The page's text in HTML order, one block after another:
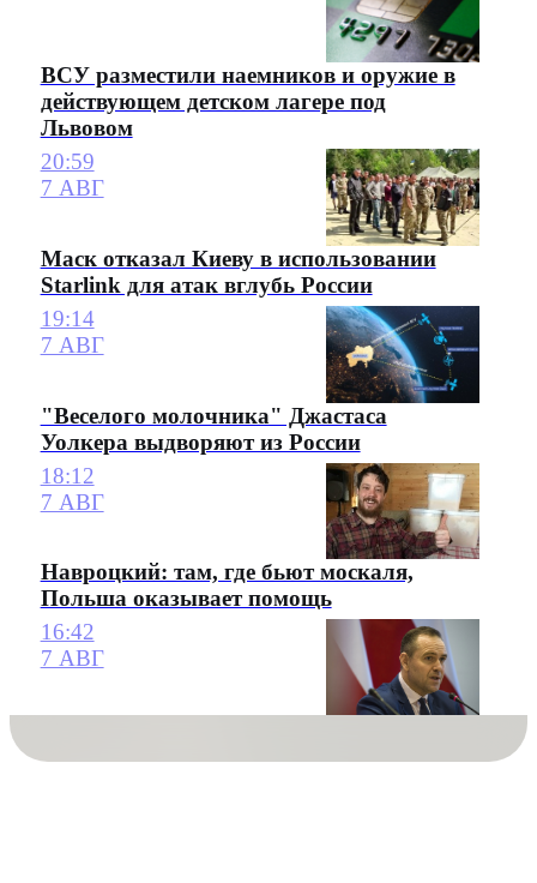
ВСУ разместили наемников и оружие в
действующем детском лагере под
Львовом
20:59
7 АВГ
Маск отказал Киеву в использовании
Starlink для атак вглубь России
19:14
7 АВГ
"Веселого молочника" Джастаса
Уолкера выдворяют из России
18:12
7 АВГ
Навроцкий: там, где бьют москаля,
Польша оказывает помощь
16:42
7 АВГ